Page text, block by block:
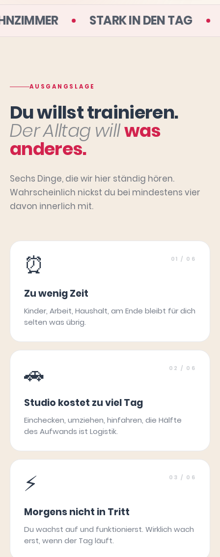
WOHNZIMMER STARK IN
AUSGANGSLAGE
Du willst trainieren.
Der Alltag willwas
anderes.
Sechs Dinge, die wir hier ständig hören.
Wahrscheinlich nickst du bei mindestens vier
davon innerlich mit.
⏰ 01 / 06
Zu wenig Zeit
Kinder, Arbeit, Haushalt, am Ende bleibt für dich
selten was übrig.
🚗 02 / 06
Studio kostet zu viel Tag
Einchecken, umziehen, hinfahren, die Hälfte
des Aufwands ist Logistik.
⚡ 03 / 06
Morgens nicht in Tritt
Du wachst auf und funktionierst. Wirklich wach
erst, wenn der Tag läuft.